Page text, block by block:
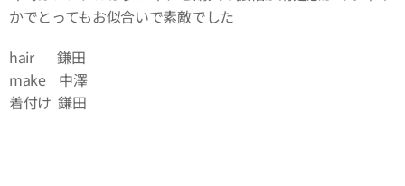
かでとってもお似合いで素敵でした✨
hair 鎌田
make 中澤
着付け 鎌田